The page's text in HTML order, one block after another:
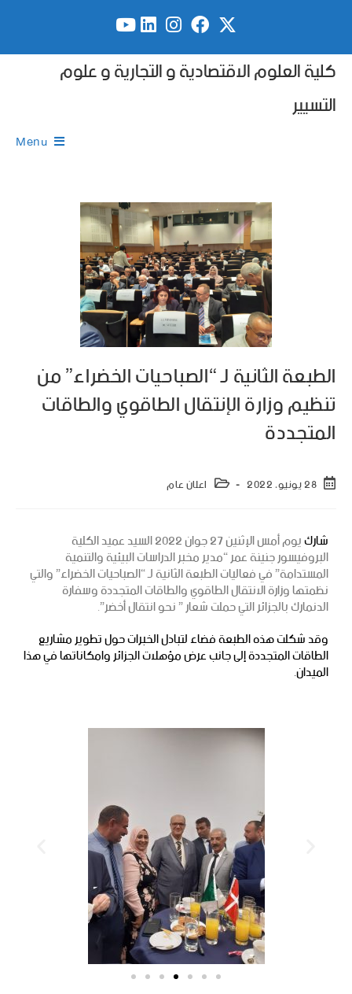
كلية العلوم الاقتصادية و التجارية و علوم
التسيير
Menu
الطبعة الثانية لـ “الصباحيات الخضراء” من
تنظيم وزارة الإنتقال الطاقوي والطاقات
المتجددة
28 يونيو، 2022 اعلان عام
شارك يوم أمس الإثنين 27 جوان 2022 السيد عميد الكلية
البروفيسور جنينة عمر “مدير مخبر الدراسات البيئية والتنمية
المستدامة” في فعاليات الطبعة الثانية لـ “الصباحيات الخضراء” والتي
نظمتها وزارة الانتقال الطاقوي والطاقات المتجددة وسفارة
الدنمارك بالجزائر التي حملت شعار ” نحو انتقال أخضر”.
وقد شكلت هذه الطبعة فضاء لتبادل الخبرات حول تطوير مشاريع
الطاقات المتجددة إلى جانب عرض مؤهلات الجزائر وامكاناتها في هذا
الميدان.